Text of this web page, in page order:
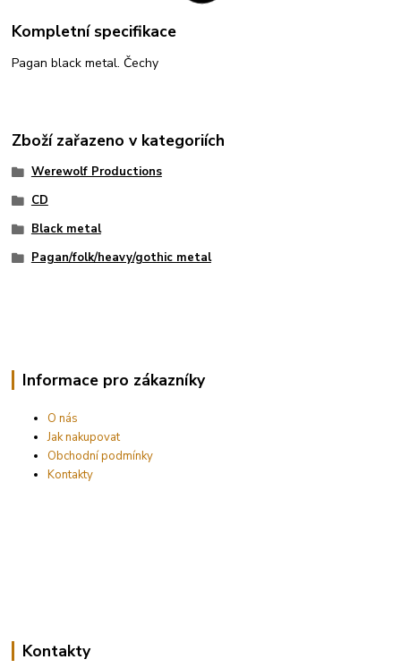
Kompletní specifikace
Pagan black metal. Čechy
Zboží zařazeno v kategoriích
Werewolf Productions
CD
Black metal
Pagan/folk/heavy/gothic metal
Informace pro zákazníky
O nás
Jak nakupovat
Obchodní podmínky
Kontakty
Kontakty